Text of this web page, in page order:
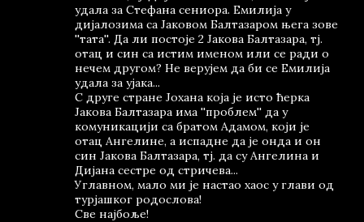
удала за Стефана сениора. Емилија у
дијалозима са Јаковом Балтазаром њега зове
''тата''. Да ли постоје 2 Јакова Балтазара, тј.
отац и син са истим именом или се ради о
нечем другом? Не верујем да би се Емилија
удала за ујака...
С друге стране Јохана која је исто ћерка
Јакова Балтазара има ''проблем'' да у
комуникацији са братом Адамом, који је
отац Ангелине, а испадне да је онда и он
син Јакова Балтазара, тј. да су Ангелина и
Дијана сестре од стричева...
Углавном, мало ми је настао хаос у глави од
турјашког родослова!
Све најбоље!